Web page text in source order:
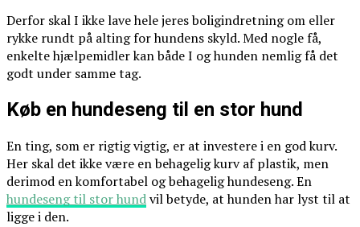
Derfor skal I ikke lave hele jeres boligindretning om eller
rykke rundt på alting for hundens skyld. Med nogle få,
enkelte hjælpemidler kan både I og hunden nemlig få det
godt under samme tag.
Køb en hundeseng til en stor hund
En ting, som er rigtig vigtig, er at investere i en god kurv.
Her skal det ikke være en behagelig kurv af plastik, men
derimod en komfortabel og behagelig hundeseng. En
hundeseng til stor hundvil betyde, at hunden har lyst til at
ligge i den.